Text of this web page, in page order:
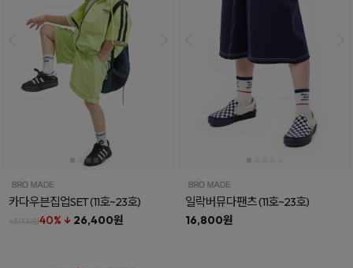
카다우븐집업SET(11호~23호)
43,900원40% ↓ 26,400원
일락버뮤다팬츠(11호~23호)
16,800원